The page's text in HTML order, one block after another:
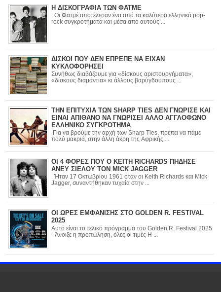
Η ΔΙΣΚΟΓΡΑΦΙΑ ΤΩΝ ΦΑΤΜΕ
Οι Φατμέ αποτέλεσαν ένα από τα καλύτερα ελληνικά pop-
rock συγκροτήματα και μέσα από αυτούς ...
ΔΙΣΚΟΙ ΠΟΥ ΔΕΝ ΕΠΡΕΠΕ ΝΑ ΕΙΧΑΝ
ΚΥΚΛΟΦΟΡΗΣΕΙ
Συνήθως διαβάζουμε για «δίσκους αριστουργήματα»,
«δίσκους διαμάντια» κι άλλους βαρύγδουπους ...
ΤΗΝ ΕΠΙΤΥΧΙΑ ΤΩΝ SHARP TIES ΔΕΝ ΓΝΩΡΙΣΕ ΚΑΙ
ΕΙΝΑΙ ΑΠΙΘΑΝΟ ΝΑ ΓΝΩΡΙΣΕΙ ΑΛΛΟ ΑΓΓΛΟΦΩΝΟ
ΕΛΛΗΝΙΚΟ ΣΥΓΚΡΟΤΗΜΑ
Για να βρούμε την αρχή των Sharp Ties, πρέπει να πάμε
πολύ μακριά, στην άλλη άκρη της Αφρικής ...
ΟΙ 4 ΦΟΡΕΣ ΠΟΥ Ο KEITH RICHARDS ΠΗΔΗΣΕ
ΑΝΕΥ ΣΙΕΛΟΥ ΤΟΝ MICK JAGGER
Ήταν 17 Οκτωβρίου 1961 όταν οι Keith Richards και Mick
Jagger, συναντήθηκαν τυχαία στην ...
ΟΙ ΩΡΕΣ ΕΜΦΑΝΙΣΗΣ ΣΤΟ GOLDEN R. FESTIVAL
2025
Αυτό είναι το τελικό πρόγραμμα του Golden R. Festival 2025
- Άνοιξε η προπώληση, όλες οι τιμές Η ...